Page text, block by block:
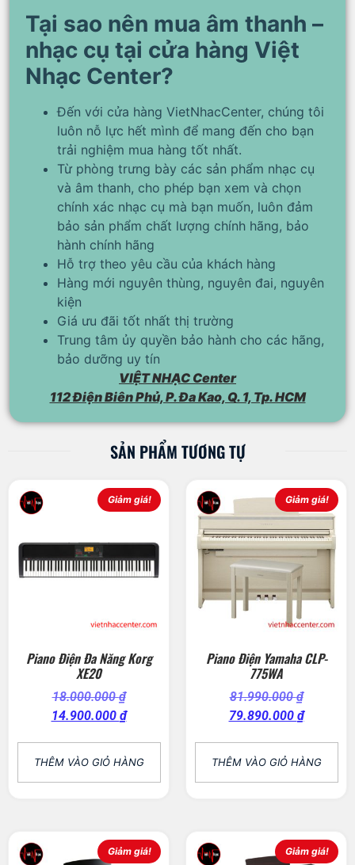
Tại sao nên mua âm thanh –
nhạc cụ tại cửa hàng Việt
Nhạc Center?
Đến với cửa hàng VietNhacCenter, chúng tôi
luôn nỗ lực hết mình để mang đến cho bạn
trải nghiệm mua hàng tốt nhất.
Từ phòng trưng bày các sản phẩm nhạc cụ
và âm thanh, cho phép bạn xem và chọn
chính xác nhạc cụ mà bạn muốn, luôn đảm
bảo sản phẩm chất lượng chính hãng, bảo
hành chính hãng
Hỗ trợ theo yêu cầu của khách hàng
Hàng mới nguyên thùng, nguyên đai, nguyên
kiện
Giá ưu đãi tốt nhất thị trường
Trung tâm ủy quyền bảo hành cho các hãng,
bảo dưỡng uy tín
VIỆT NHẠC Center
112 Điện Biên Phủ, P. Đa Kao, Q. 1, Tp. HCM
SẢN PHẨM TƯƠNG TỰ
Giảm giá!
Piano Điện Đa Năng Korg
XE20
18.000.000₫
14.900.000 ₫
THÊM VÀO GIỎ HÀNG
Giảm giá!
Piano Điện Yamaha CLP-
775WA
81.990.000₫
79.890.000 ₫
THÊM VÀO GIỎ HÀNG
Giảm giá! Giảm giá!